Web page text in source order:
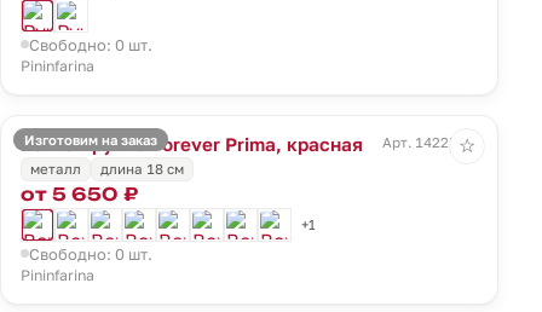
Свободно: 0 шт.
Pininfarina
Изготовим на заказ
Вечная ручка Forever Prima, красная
Арт. 14227.50
металл
длина 18 см
от 5 650 ₽
+1
Свободно: 0 шт.
Pininfarina
☆